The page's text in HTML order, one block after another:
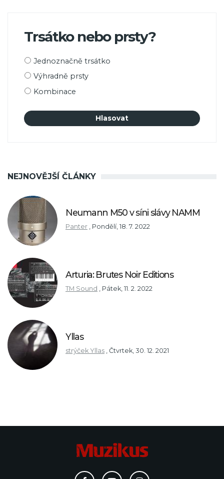
Trsátko nebo prsty?
Možnosti
Jednoznačně trsátko
Výhradně prsty
Kombinace
NEJNOVĚJŠÍ ČLÁNKY
Neumann M50 v síni slávy NAMM
Panter Pondělí, 18. 7. 2022
Arturia: Brutes Noir Editions
TM Sound Pátek, 11. 2. 2022
Yllas
strýček Yllas Čtvrtek, 30. 12. 2021